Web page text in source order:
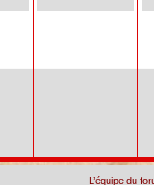
L’équipe du